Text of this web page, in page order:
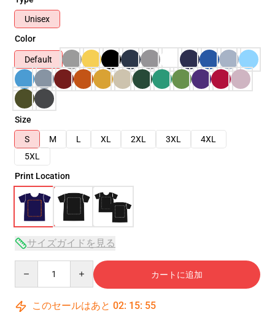
Unisex
Color
Default
Size
S
M L XL 2XL 3XL
4XL
5XL
Print Location
サイズガイドを見る
カートに追加
このセールはあと 02: 15: 54